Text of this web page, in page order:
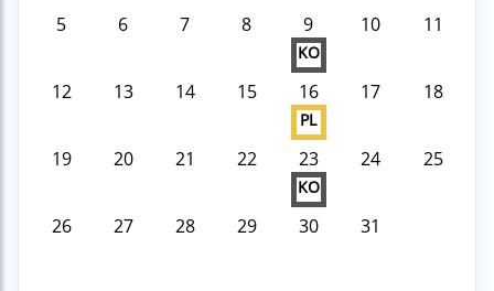
5 6 7 8 9
KO
10 11
12 13 14 15 16
PL
17 18
19 20 21 22 23
KO
24 25
26 27 28 29 30 31